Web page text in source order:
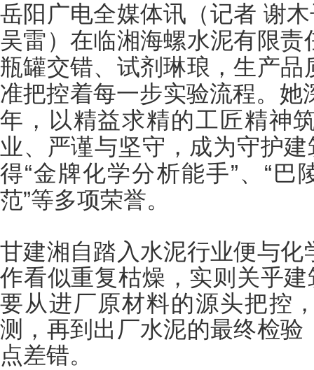
岳阳广电全媒体讯（记者 谢
吴雷）在临湘海螺水泥有限
瓶罐交错、试剂琳琅，生产
准把控着每一步实验流程。她
年，以精益求精的工匠精神
业、严谨与坚守，成为守护建
得“金牌化学分析能手”、“巴
范”等多项荣誉。
甘建湘自踏入水泥行业便与
作看似重复枯燥，实则关乎
要从进厂原材料的源头把控
测，再到出厂水泥的最终检
点差错。